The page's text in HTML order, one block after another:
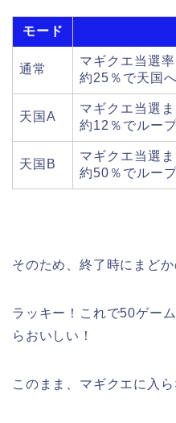
モード
通常
マギクエ当選
約25％で天国
天国A
マギクエ当選
約12％でルー
天国B
マギクエ当選
約50％でルー
そのため、終了時にまど
ラッキー！これで50ゲー
らおいしい！
このまま、マギクエに入